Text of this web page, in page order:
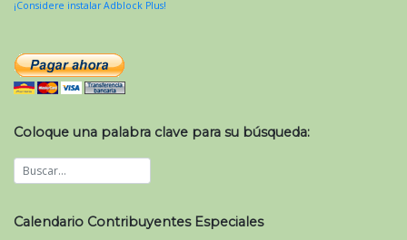
¡Considere instalar Adblock Plus!
Coloque una palabra clave para su búsqueda:
Calendario Contribuyentes Especiales